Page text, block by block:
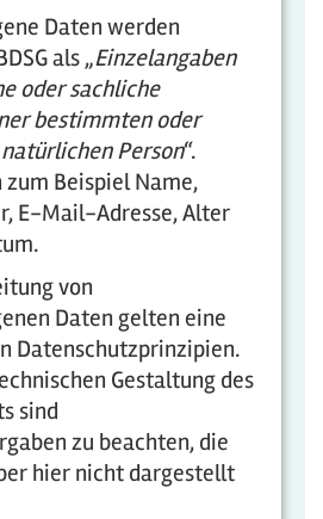
Daten werden
als „Einzelangaben
oder sachliche
bestimmten oder
Person“.
Beispiel Name,
E-Mail-Adresse, Alter
von
Daten gelten eine
Datenschutzprinzipien.
Gestaltung des
sind
zu beachten, die
hier nicht dargestellt